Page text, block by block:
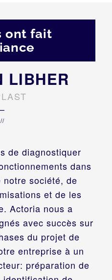
ont fait
de diagnostiquer
dans
notre société, de
et de les
Actoria nous a
avec succès sur
du projet de
entreprise à un
préparation de
LIBHER
–
//